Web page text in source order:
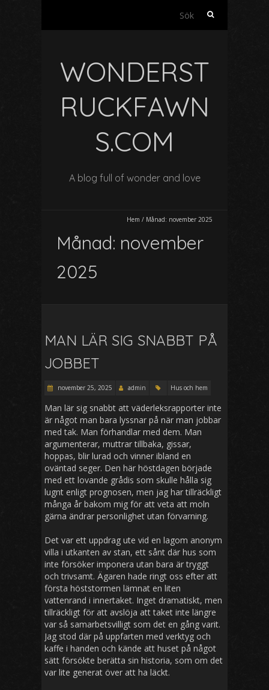
f
r
WONDERST
RUCKFAWN
S.COM
A blog full of wonder and love
Hem / Månad: november 2025
Månad: november
2025
MAN LÄR SIG SNABBT PÅ
JOBBET
november 25, 2025 admin Hus och hem
Man lär sig snabbt att väderleksrapporter inte
är något man bara lyssnar på när man jobbar
med tak. Man förhandlar med dem. Man
argumenterar, muttrar tillbaka, gissar,
hoppas, blir lurad och vinner ibland en
oväntad seger. Den här höstdagen började
med ett lovande grådis som skulle hålla sig
lugnt enligt prognosen, men jag har tillräckligt
många år bakom mig för att veta att moln
gärna ändrar personlighet utan förvarning.
Det var ett uppdrag ute vid en lagom anonym
villa i utkanten av stan, ett sånt där hus som
inte försöker imponera utan bara är tryggt
och trivsamt. Ägaren hade ringt oss efter att
första höststormen lämnat en liten
vattenrand i innertaket. Inget dramatiskt, men
tillräckligt för att avslöja att taket inte längre
var så samarbetsvilligt som det en gång varit.
Jag stod där på uppfarten med verktyg och
kaffe i handen och kände att huset på något
sätt försökte berätta sin historia, som om det
var lite generat över att ha läckt.